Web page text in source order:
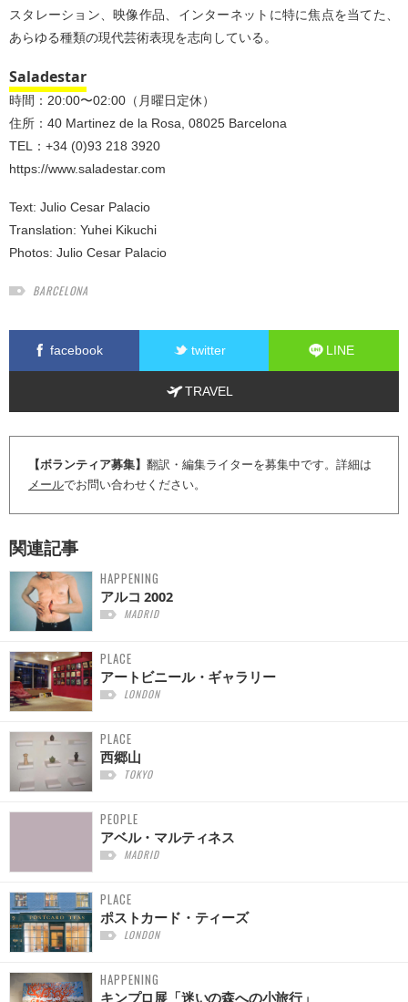
スタレーション、映像作品、インターネットに特に焦点を当てた、
あらゆる種類の現代芸術表現を志向している。
Saladestar
時間：20:00〜02:00（月曜日定休）
住所：40 Martinez de la Rosa, 08025 Barcelona
TEL：+34 (0)93 218 3920
https://www.saladestar.com
Text: Julio Cesar Palacio
Translation: Yuhei Kikuchi
Photos: Julio Cesar Palacio
BARCELONA
facebook twitter LINE
TRAVEL
【ボランティア募集】 翻訳・編集ライターを募集中です。詳細は
メールでお問い合わせください。
関連記事
HAPPENING
アルコ 2002
MADRID
PLACE
アートビニール・ギャラリー
LONDON
PLACE
西郷山
TOKYO
PEOPLE
アベル・マルティネス
MADRID
PLACE
ポストカード・ティーズ
LONDON
HAPPENING
キンプロ展「迷いの森への小旅行」